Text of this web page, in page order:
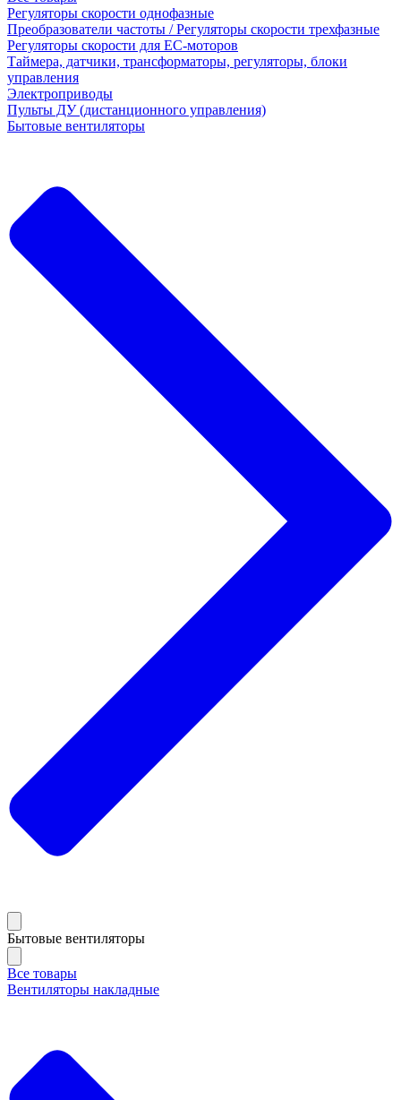
Регуляторы скорости однофазные
Преобразователи частоты / Регуляторы скорости трехфазные
Регуляторы скорости для ЕС-моторов
Таймера, датчики, трансформаторы, регуляторы, блоки
управления
Электроприводы
Пульты ДУ (дистанционного управления)
Бытовые вентиляторы
Бытовые вентиляторы
Все товары
Вентиляторы накладные